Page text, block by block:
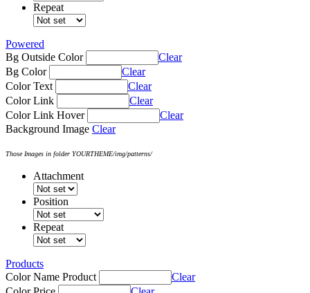
Repeat
Powered
Bg Outside Color
Clear
Bg Color
Clear
Color Text
Clear
Color Link
Clear
Color Link Hover
Clear
Background Image Clear
Those Images in folder YOURTHEME/img/patterns/
Attachment
Position
Repeat
Products
Color Name Product
Clear